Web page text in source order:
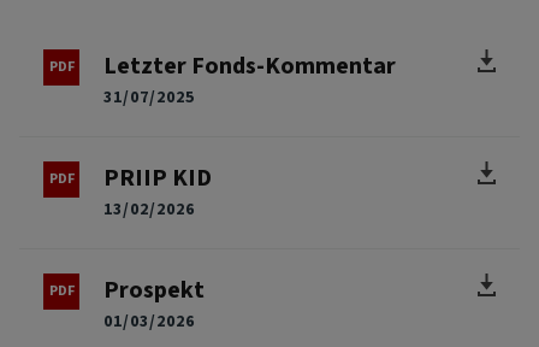
31/07/2025
Letzter Fonds-Kommentar
13/02/2026
PRIIP KID
01/03/2026
Prospekt